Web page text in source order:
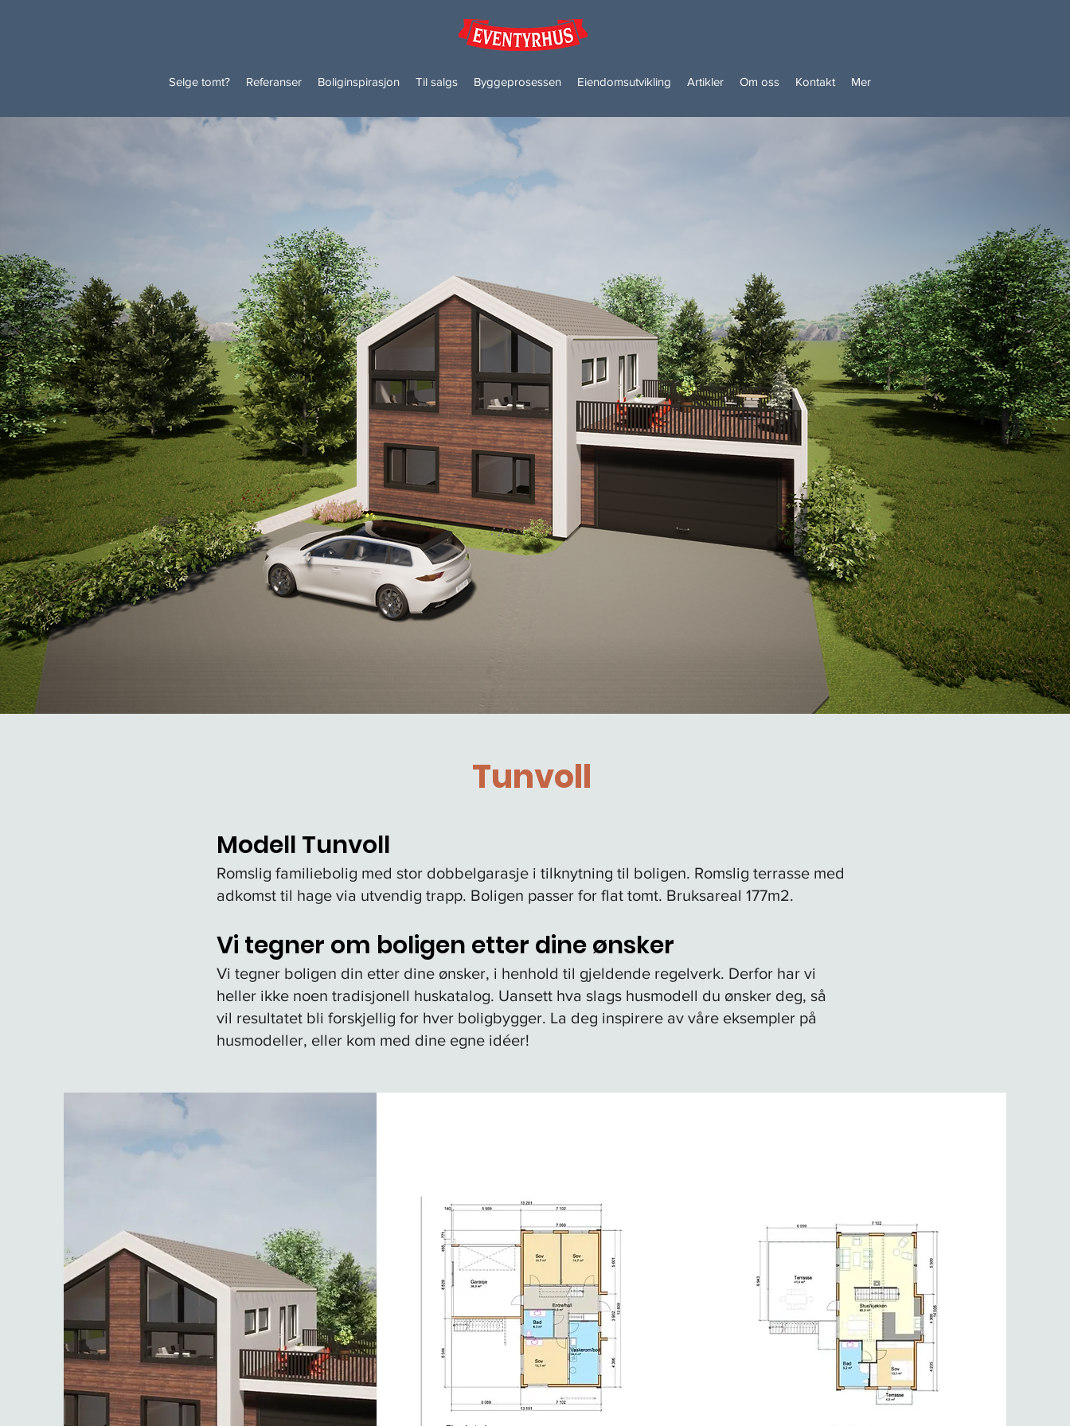
Selge tomt? Referanser Boliginspirasjon Til salgs Byggeprosessen Eiendomsutvikling Artikler Om oss Kontakt Mer
Tunvoll
Modell Tunvoll
Romslig familiebolig med stor dobbelgarasje i tilknytning til boligen. Romslig terrasse med
adkomst til hage via utvendig trapp. Boligen passer for flat tomt. Bruksareal 177m2.
Vi tegner om boligen etter dine ønsker
Vi tegner boligen din etter dine ønsker, i henhold til gjeldende regelverk. Derfor har vi
heller ikke noen tradisjonell huskatalog. Uansett hva slags husmodell du ønsker deg, så
vil resultatet bli forskjellig for hver boligbygger. La deg inspirere av våre eksempler på
husmodeller, eller kom med dine egne idéer!